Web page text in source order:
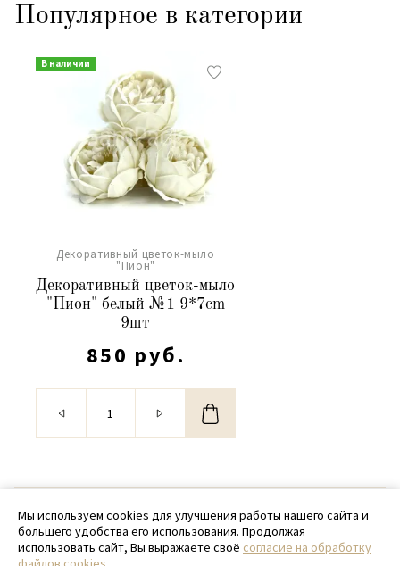
Популярное в категории
В наличии
Декоративный цветок-мыло
"Пион"
Декоративный цветок-мыло
"Пион" белый №1 9*7cm
9шт
850 руб.
© 2020 - 2026 SamPack
+ 7 (918) 699-97-87
Мы используем cookies для улучшения работы нашего сайта и
большего удобства его использования. Продолжая
использовать сайт, Вы выражаете своё согласие на обработку